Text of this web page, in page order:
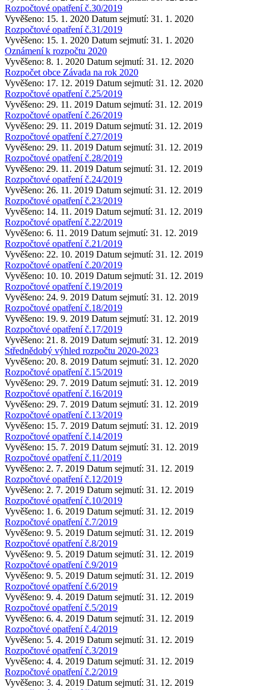
Rozpočtové opatření č.30/2019
Vyvěšeno: 15. 1. 2020 Datum sejmutí: 31. 1. 2020
Rozpočtové opatření č.31/2019
Vyvěšeno: 15. 1. 2020 Datum sejmutí: 31. 1. 2020
Oznámení k rozpočtu 2020
Vyvěšeno: 8. 1. 2020 Datum sejmutí: 31. 12. 2020
Rozpočet obce Závada na rok 2020
Vyvěšeno: 17. 12. 2019 Datum sejmutí: 31. 12. 2020
Rozpočtové opatření č.25/2019
Vyvěšeno: 29. 11. 2019 Datum sejmutí: 31. 12. 2019
Rozpočtové opatření č.26/2019
Vyvěšeno: 29. 11. 2019 Datum sejmutí: 31. 12. 2019
Rozpočtové opatření č.27/2019
Vyvěšeno: 29. 11. 2019 Datum sejmutí: 31. 12. 2019
Rozpočtové opatření č.28/2019
Vyvěšeno: 29. 11. 2019 Datum sejmutí: 31. 12. 2019
Rozpočtové opatření č.24/2019
Vyvěšeno: 26. 11. 2019 Datum sejmutí: 31. 12. 2019
Rozpočtové opatření č.23/2019
Vyvěšeno: 14. 11. 2019 Datum sejmutí: 31. 12. 2019
Rozpočtové opatření č.22/2019
Vyvěšeno: 6. 11. 2019 Datum sejmutí: 31. 12. 2019
Rozpočtové opatření č.21/2019
Vyvěšeno: 22. 10. 2019 Datum sejmutí: 31. 12. 2019
Rozpočtové opatření č.20/2019
Vyvěšeno: 10. 10. 2019 Datum sejmutí: 31. 12. 2019
Rozpočtové opatření č.19/2019
Vyvěšeno: 24. 9. 2019 Datum sejmutí: 31. 12. 2019
Rozpočtové opatření č.18/2019
Vyvěšeno: 19. 9. 2019 Datum sejmutí: 31. 12. 2019
Rozpočtové opatření č.17/2019
Vyvěšeno: 21. 8. 2019 Datum sejmutí: 31. 12. 2019
Střednědobý výhled rozpočtu 2020-2023
Vyvěšeno: 20. 8. 2019 Datum sejmutí: 31. 12. 2020
Rozpočtové opatření č.15/2019
Vyvěšeno: 29. 7. 2019 Datum sejmutí: 31. 12. 2019
Rozpočtové opatření č.16/2019
Vyvěšeno: 29. 7. 2019 Datum sejmutí: 31. 12. 2019
Rozpočtové opatření č.13/2019
Vyvěšeno: 15. 7. 2019 Datum sejmutí: 31. 12. 2019
Rozpočtové opatření č.14/2019
Vyvěšeno: 15. 7. 2019 Datum sejmutí: 31. 12. 2019
Rozpočtové opatření č.11/2019
Vyvěšeno: 2. 7. 2019 Datum sejmutí: 31. 12. 2019
Rozpočtové opatření č.12/2019
Vyvěšeno: 2. 7. 2019 Datum sejmutí: 31. 12. 2019
Rozpočtové opatření č.10/2019
Vyvěšeno: 1. 6. 2019 Datum sejmutí: 31. 12. 2019
Rozpočtové opatření č.7/2019
Vyvěšeno: 9. 5. 2019 Datum sejmutí: 31. 12. 2019
Rozpočtové opatření č.8/2019
Vyvěšeno: 9. 5. 2019 Datum sejmutí: 31. 12. 2019
Rozpočtové opatření č.9/2019
Vyvěšeno: 9. 5. 2019 Datum sejmutí: 31. 12. 2019
Rozpočtové opatření č.6/2019
Vyvěšeno: 9. 4. 2019 Datum sejmutí: 31. 12. 2019
Rozpočtové opatření č.5/2019
Vyvěšeno: 6. 4. 2019 Datum sejmutí: 31. 12. 2019
Rozpočtové opatření č.4/2019
Vyvěšeno: 5. 4. 2019 Datum sejmutí: 31. 12. 2019
Rozpočtové opatření č.3/2019
Vyvěšeno: 4. 4. 2019 Datum sejmutí: 31. 12. 2019
Rozpočtové opatření č.2/2019
Vyvěšeno: 3. 4. 2019 Datum sejmutí: 31. 12. 2019